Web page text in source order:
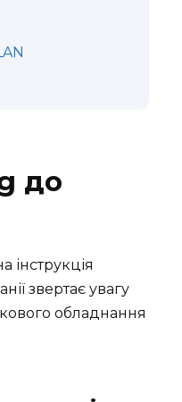
до
інструкція
звертає увагу
обладнання